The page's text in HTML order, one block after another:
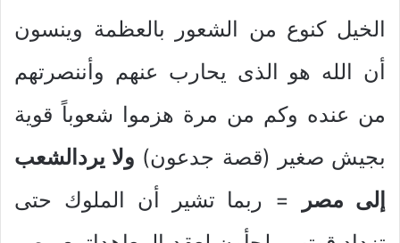
الخيل كنوع من الشعور بالعظمة وينسون
أن الله هو الذى يحارب عنهم وأننصرتهم
من عنده وكم من مرة هزموا شعوباً قوية
بجيش صغير (قصة جدعون) ولا يردالشعب
إلى مصر
= ربما تشير أن الملوك حتى